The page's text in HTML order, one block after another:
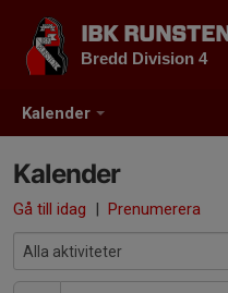
Kalender
IBK RUNSTEN
Bredd Division 4
Kalender
Gå till idag | Prenumerera